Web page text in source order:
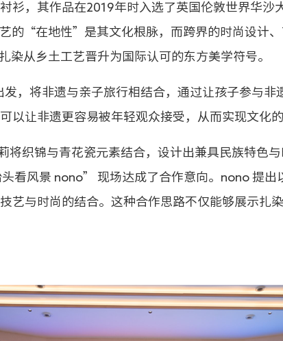
衫，其作品在2019年时入选了英国伦敦世界华
的“在地性”是其文化根脉，而跨界的时尚设计
从乡土工艺晋升为国际认可的东方美学符号。
，将非遗与亲子旅行相结合，通过让孩子参与
以让非遗更容易被年轻观众接受，从而实现文化的
将织锦与青花瓷元素结合，设计出兼具民族特色
看风景 nono” 现场达成了合作意向。nono 提出
艺与时尚的结合。这种合作思路不仅能够展示扎